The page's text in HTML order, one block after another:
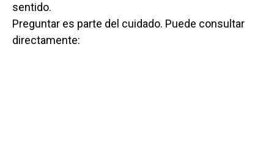
sentido.
Preguntar es parte del cuidado. Puede consultar
directamente: